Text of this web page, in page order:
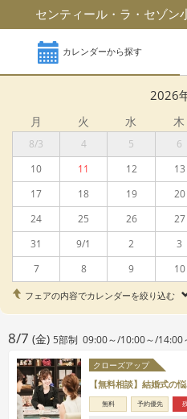
センティール・ラ・セゾン
カレンダーから探す
2026
月
火 水 木
8/3 4 5 6
10
11 12 13
17
18 19 20
24
25 26 27
31
9/1 2 3
7
8 9 10
フェアの内容でカレンダーを絞り込む
8/7 (金) 5部制 09:00～/10:00～/14:00
クローズアップ
【無料相談】結婚式の
無料 予約優先